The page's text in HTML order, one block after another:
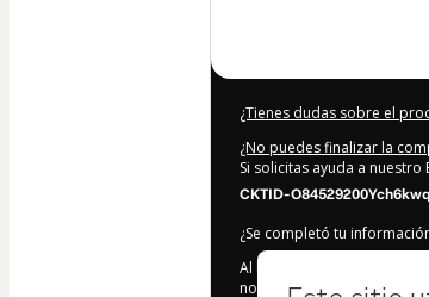
¿Tienes dudas sobre el
¿No puedes finalizar la
Si solicitas ayuda a
CKTID-
¿Se completó tu
Al hacer clic en 'Comprar
nombre de ANE